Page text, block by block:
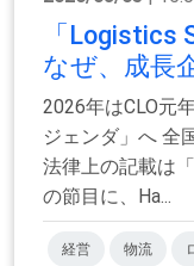
「Logistics
なぜ、成長
2026年はCLO元
ジェンダ」へ 全
法律上の記載は
の節目に、Ha...
経営 物流